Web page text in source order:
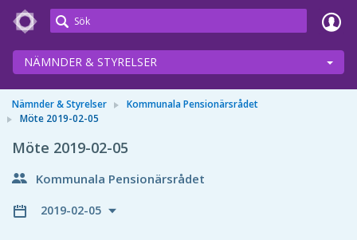
Meetings+
NÄMNDER & STYRELSER
Nämnder & Styrelser
Kommunala Pensionärsrådet
Möte 2019-02-05
Möte 2019-02-05
Kommunala Pensionärsrådet
2019-02-05